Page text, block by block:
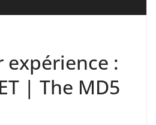
expérience :
| The MD5